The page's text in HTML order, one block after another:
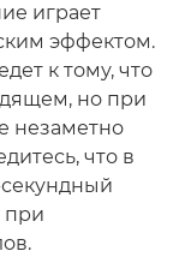
играет
эффектом.
к тому, что
но при
незаметно
что в
при